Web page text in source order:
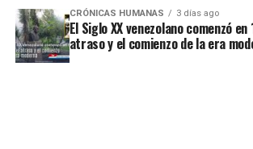
CRÓNICAS HUMANAS 3 días ago
El Siglo XX venezolano comenzó
atraso y el comienzo de la era